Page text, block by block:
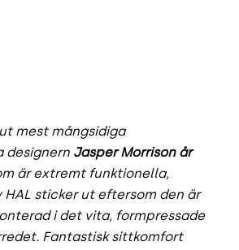
mest mångsidiga
designern Jasper Morrison år
är extremt funktionella,
sticker ut eftersom den är
i det vita, formpressade
Fantastisk sittkomfort